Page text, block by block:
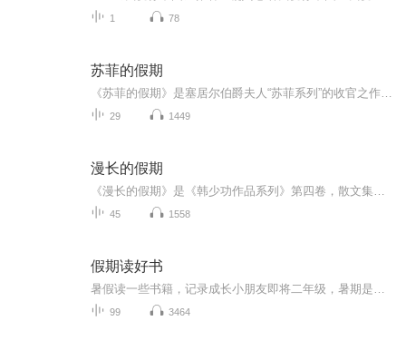
1 78
苏菲的假期
29 1449
漫长的假期
45 1558
假期读好书
99 3464